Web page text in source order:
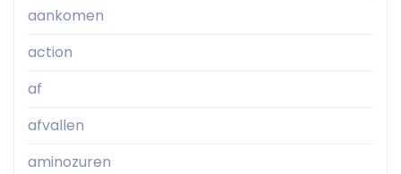
aankomen
action
af
afvallen
aminozuren